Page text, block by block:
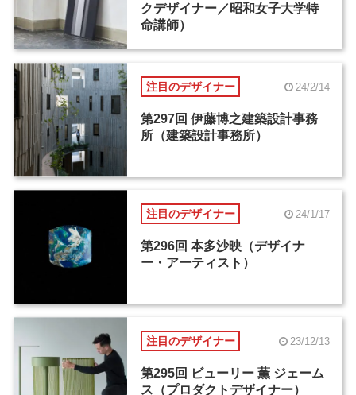
クデザイナー／昭和女子大学特
命講師）
注目のデザイナー 24/2/14
第297回 伊藤博之建築設計事務
所（建築設計事務所）
注目のデザイナー 24/1/17
第296回 本多沙映（デザイナ
ー・アーティスト）
注目のデザイナー 23/12/13
第295回 ビューリー 薫 ジェーム
ス（プロダクトデザイナー）